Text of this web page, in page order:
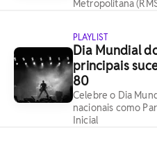
Metropolitana
PLAYLIST
Dia Mundial
principais
80
Celebre o Dia
nacionais como
Inicial